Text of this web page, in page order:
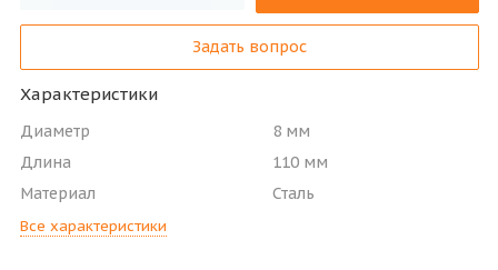
Задать вопрос
Характеристики
Диаметр
8 мм
Длина
110 мм
Материал
Сталь
Все характеристики